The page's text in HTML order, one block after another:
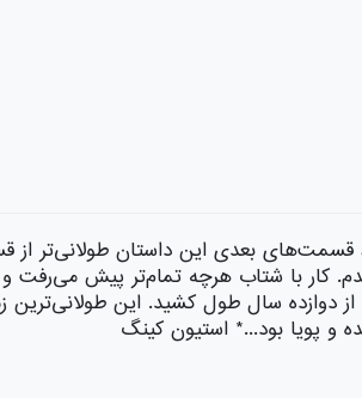
سال طول کشید. این طولانی‌ترین
و پویا بود...* استیون کینگ